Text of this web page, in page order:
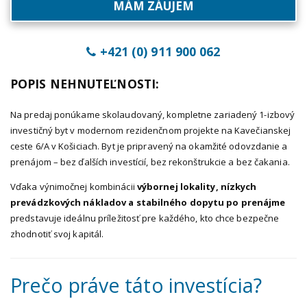
MÁM ZÁUJEM
+421 (0) 911 900 062
POPIS NEHNUTEĽNOSTI:
Na predaj ponúkame skolaudovaný, kompletne zariadený 1-izbový
investičný byt v modernom rezidenčnom projekte na Kavečianskej
ceste 6/A v Košiciach. Byt je pripravený na okamžité odovzdanie a
prenájom – bez ďalších investícií, bez rekonštrukcie a bez čakania.
Vďaka výnimočnej kombinácii výbornej lokality, nízkych
prevádzkových nákladov a stabilného dopytu po prenájme
predstavuje ideálnu príležitosť pre každého, kto chce bezpečne
zhodnotiť svoj kapitál.
Prečo práve táto investícia?